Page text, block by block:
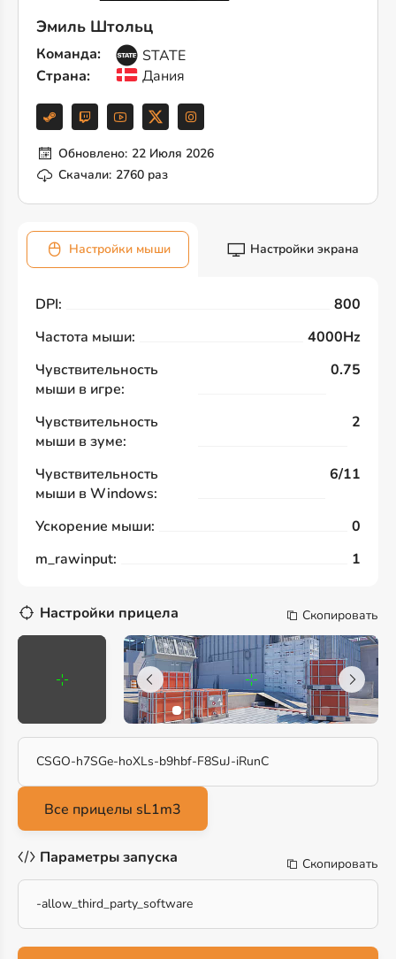
Эмиль Штольц
Команда:
STATE
Страна:
Дания
Обновлено: 22 Июля 2026
Скачали: 2760 раз
Настройки мыши Настройки экрана
DPI:
800
Частота мыши:
4000Hz
Чувствительность
мыши в игре:
0.75
Чувствительность
мыши в зуме:
2
Чувствительность
мыши в Windows:
6/11
Ускорение мыши:
0
m_rawinput:
1
Настройки прицела Скопировать
CSGO-h7SGe-hoXLs-b9hbf-F8SuJ-iRunC
Параметры запуска Скопировать
-allow_third_party_software